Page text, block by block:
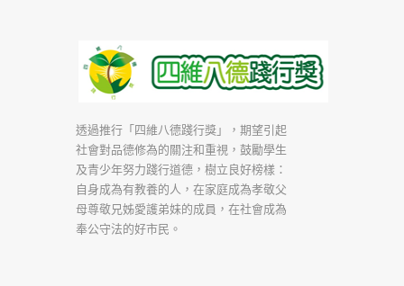
透過推行「四維八德踐行獎」，期望引起
社會對品德修為的關注和重視，鼓勵學生
及青少年努力踐行道德，樹立良好榜樣：
自身成為有教養的人，在家庭成為孝敬父
母尊敬兄姊愛護弟妹的成員，在社會成為
奉公守法的好市民。